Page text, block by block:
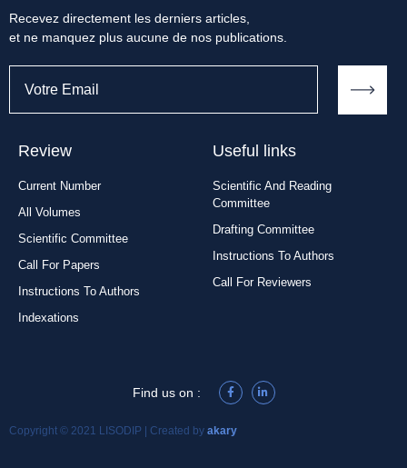
Recevez directement les derniers articles,
et ne manquez plus aucune de nos publications.
Review
Current Number
All Volumes
Scientific Committee
Call For Papers
Instructions To Authors
Indexations
Useful links
Scientific And Reading
Committee
Drafting Committee
Instructions To Authors
Call For Reviewers
Copyright © 2021 LISODIP | Created by akary
Find us on :